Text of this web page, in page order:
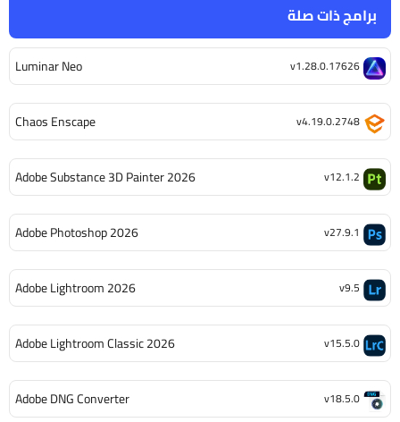
برامج ذات صلة
Luminar Neo v1.28.0.17626
Chaos Enscape v4.19.0.2748
Adobe Substance 3D Painter 2026 v12.1.2
Adobe Photoshop 2026 v27.9.1
Adobe Lightroom 2026 v9.5
Adobe Lightroom Classic 2026 v15.5.0
Adobe DNG Converter v18.5.0